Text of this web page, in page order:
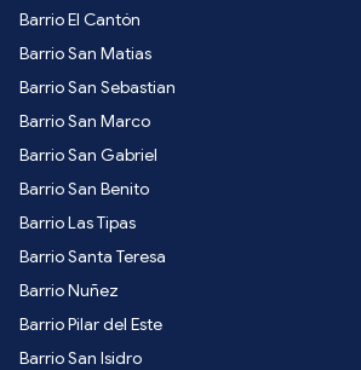
Barrio El Cantón
Barrio San Matias
Barrio San Sebastian
Barrio San Marco
Barrio San Gabriel
Barrio San Benito
Barrio Las Tipas
Barrio Santa Teresa
Barrio Nuñez
Barrio Pilar del Este
Barrio San Isidro